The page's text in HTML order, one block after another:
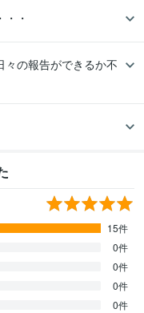
・
々の報告ができるか不
15件
0件
0件
0件
0件